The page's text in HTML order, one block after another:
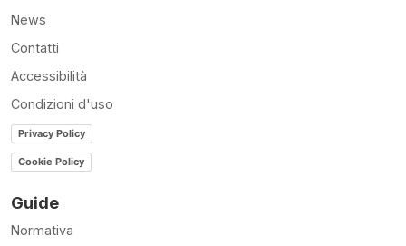
News
Contatti
Accessibilità
Condizioni d'uso
Privacy Policy
Cookie Policy
Guide
Normativa